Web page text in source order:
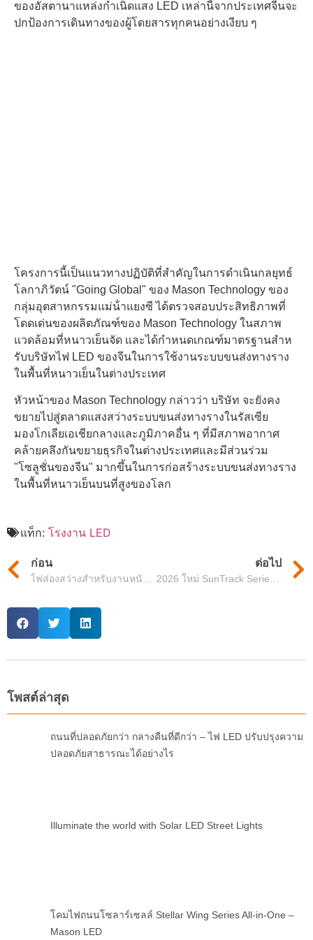
ของอัสตานาแหล่งกําเนิดแสง LED เหล่านี้จากประเทศจีนจะ
ปกป้องการเดินทางของผู้โดยสารทุกคนอย่างเงียบ ๆ
โครงการนี้เป็นแนวทางปฏิบัติที่สําคัญในการดําเนินกลยุทธ์
โลกาภิวัตน์ "Going Global" ของ Mason Technology ของ
กลุ่มอุตสาหกรรมแม่น้ําแยงซี ได้ตรวจสอบประสิทธิภาพที่
โดดเด่นของผลิตภัณฑ์ของ Mason Technology ในสภาพ
แวดล้อมที่หนาวเย็นจัด และได้กําหนดเกณฑ์มาตรฐานสําห
รับบริษัทไฟ LED ของจีนในการใช้งานระบบขนส่งทางราง
ในพื้นที่หนาวเย็นในต่างประเทศ
หัวหน้าของ Mason Technology กล่าวว่า บริษัท จะยังคง
ขยายไปสู่ตลาดแสงสว่างระบบขนส่งทางรางในรัสเซีย
มองโกเลียเอเชียกลางและภูมิภาคอื่น ๆ ที่มีสภาพอากาศ
คล้ายคลึงกันขยายธุรกิจในต่างประเทศและมีส่วนร่วม
"โซลูชั่นของจีน" มากขึ้นในการก่อสร้างระบบขนส่งทางราง
ในพื้นที่หนาวเย็นบนที่สูงของโลก
แท็ก: โรงงาน LED
ก่อน ต่อไป
โพสต์ล่าสุด
ถนนที่ปลอดภัยกว่า กลางคืนที่ดีกว่า – ไฟ LED ปรับปรุงความ
ปลอดภัยสาธารณะได้อย่างไร
Illuminate the world with Solar LED Street Lights
โคมไฟถนนโซลาร์เซลล์ Stellar Wing Series All-in-One –
Mason LED